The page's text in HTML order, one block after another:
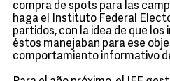
compra de spots para las
haga el Instituto Federal
partidos, con la idea de que los
éstos manejaban para ese
comportamiento informativo